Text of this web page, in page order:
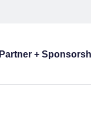
Partner +